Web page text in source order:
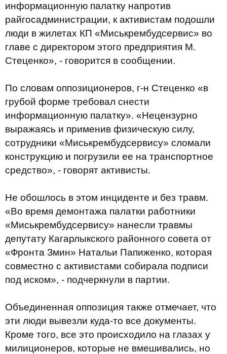
информационную палатку напротив
райгосадминистрации, к активистам подошли
люди в жилетах КП «Миськрембудсервис» во
главе с директором этого предприятия М.
Стеценко», - говорится в сообщении.
По словам оппозиционеров, г-н Стеценко «в
грубой форме требовал снести
информационную палатку». «Нецензурно
выражаясь и применив физическую силу,
сотрудники «Миськрембудсервису» сломали
конструкцию и погрузили ее на транспортное
средство», - говорят активисты.
Не обошлось в этом инциденте и без травм.
«Во время демонтажа палатки работники
«Миськрембудсервису» нанесли травмы
депутату Кагарлыкского районного совета от
«Фронта Змин» Натальи Папиженко, которая
совместно с активистами собирала подписи
под иском», - подчеркнули в партии.
Объединенная оппозиция также отмечает, что
эти люди вывезли куда-то все документы.
Кроме того, все это происходило на глазах у
милиционеров, которые не вмешивались, но